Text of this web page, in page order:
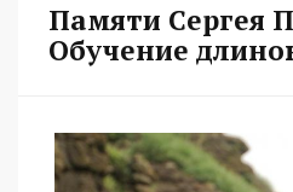
Памяти Сергея
Обучение